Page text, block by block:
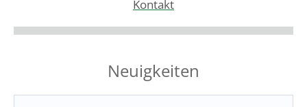
Kontakt
Neuigkeiten